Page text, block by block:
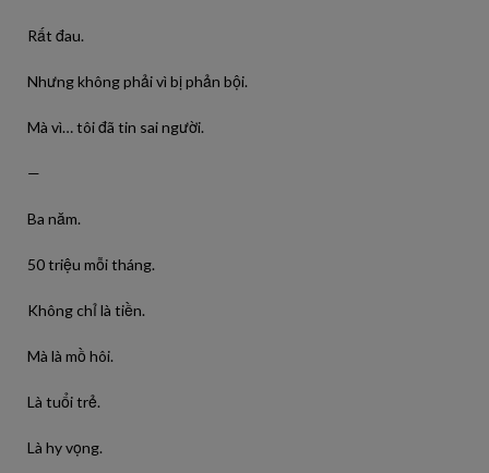
Rất đau.
Nhưng không phải vì bị phản bội.
Mà vì… tôi đã tin sai người.
—
Ba năm.
50 triệu mỗi tháng.
Không chỉ là tiền.
Mà là mồ hôi.
Là tuổi trẻ.
Là hy vọng.